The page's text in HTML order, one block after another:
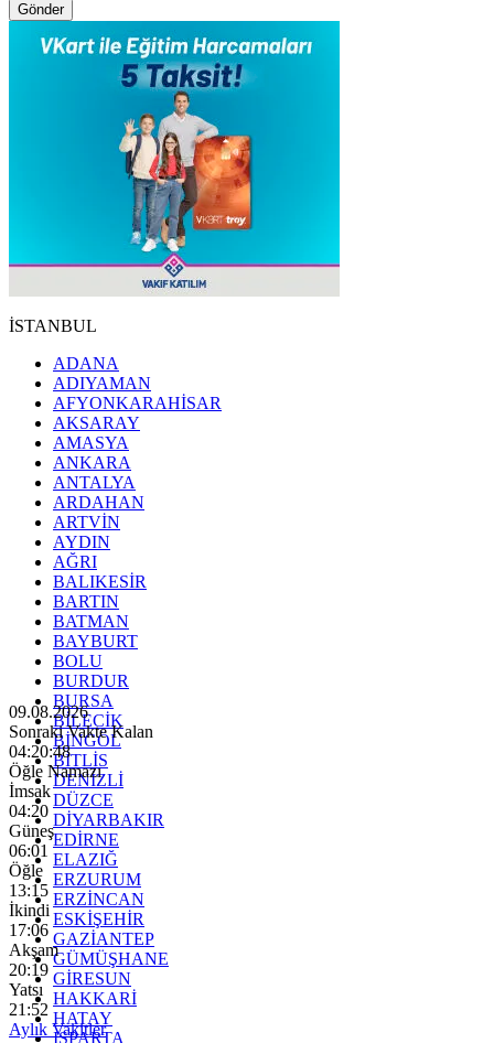
Gönder
İSTANBUL
ADANA
ADIYAMAN
AFYONKARAHİSAR
AKSARAY
AMASYA
ANKARA
ANTALYA
ARDAHAN
ARTVİN
AYDIN
AĞRI
BALIKESİR
BARTIN
BATMAN
BAYBURT
BOLU
BURDUR
BURSA
BİLECİK
BİNGÖL
BİTLİS
DENİZLİ
DÜZCE
DİYARBAKIR
EDİRNE
ELAZIĞ
ERZURUM
ERZİNCAN
ESKİŞEHİR
GAZİANTEP
GÜMÜŞHANE
GİRESUN
HAKKARİ
HATAY
ISPARTA
09.08.2026
Sonraki Vakte Kalan
04:20:47
Öğle Namazı
İmsak
04:20
Güneş
06:01
Öğle
13:15
İkindi
17:06
Akşam
20:19
Yatsı
21:52
Aylık Vakitler